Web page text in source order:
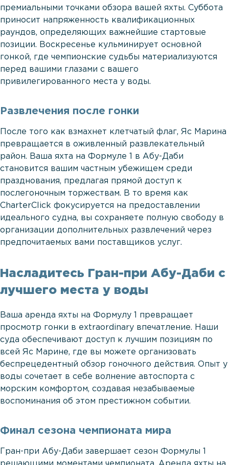
премиальными точками обзора вашей яхты. Суббота
приносит напряженность квалификационных
раундов, определяющих важнейшие стартовые
позиции. Воскресенье кульминирует основной
гонкой, где чемпионские судьбы материализуются
перед вашими глазами с вашего
привилегированного места у воды.
Развлечения после гонки
После того как взмахнет клетчатый флаг, Яс Марина
превращается в оживленный развлекательный
район. Ваша яхта на Формуле 1 в Абу-Даби
становится вашим частным убежищем среди
празднования, предлагая прямой доступ к
послегоночным торжествам. В то время как
CharterClick фокусируется на предоставлении
идеального судна, вы сохраняете полную свободу в
организации дополнительных развлечений через
предпочитаемых вами поставщиков услуг.
Насладитесь Гран-при Абу-Даби с
лучшего места у воды
Ваша аренда яхты на Формулу 1 превращает
просмотр гонки в extraordinary впечатление. Наши
суда обеспечивают доступ к лучшим позициям по
всей Яс Марине, где вы можете организовать
беспрецедентный обзор гоночного действия. Опыт у
воды сочетает в себе волнение автоспорта с
морским комфортом, создавая незабываемые
воспоминания об этом престижном событии.
Финал сезона чемпионата мира
Гран-при Абу-Даби завершает сезон Формулы 1
решающими моментами чемпионата. Аренда яхты на